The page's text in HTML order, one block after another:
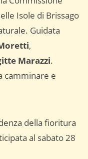
Isole di Brissago
Guidata
,
Marazzi.
camminare e
della fioritura
al sabato 28